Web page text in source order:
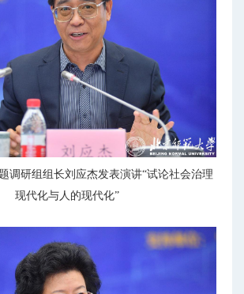
调研组组长刘应杰发表演讲“试论社会治理
现代化与人的现代化”